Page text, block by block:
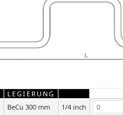
LEGIERUNG
BeCu 300 mm 1/4 inch